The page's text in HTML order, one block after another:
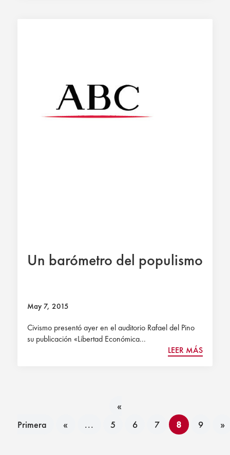
Un barómetro del populismo
May 7, 2015
Civismo presentó ayer en el auditorio Rafael del Pino
su publicación «Libertad Económica...
LEER MÁS
«
Primera
« ... 5 6 7 8 9 »